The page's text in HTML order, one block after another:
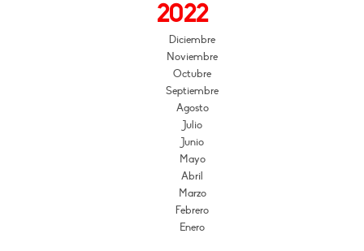
2022
Diciembre
Noviembre
Octubre
Septiembre
Agosto
Julio
Junio
Mayo
Abril
Marzo
Febrero
Enero